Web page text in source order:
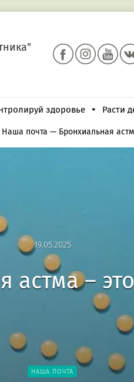
здоровье Расти
Наша почта — Бронхиальная
19.05.2025
19.05.2025
астма –
НАША ПОЧТА